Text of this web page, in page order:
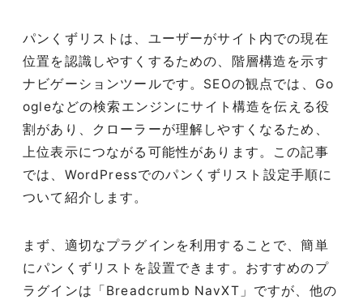
パンくずリストは、ユーザーがサイト内での現在
位置を認識しやすくするための、階層構造を示す
ナビゲーションツールです。SEOの観点では、Go
ogleなどの検索エンジンにサイト構造を伝える役
割があり、クローラーが理解しやすくなるため、
上位表示につながる可能性があります。この記事
では、WordPressでのパンくずリスト設定手順に
ついて紹介します。
まず、適切なプラグインを利用することで、簡単
にパンくずリストを設置できます。おすすめのプ
ラグインは「Breadcrumb NavXT」ですが、他の